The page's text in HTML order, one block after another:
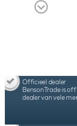
met
Officieel dealer
BensonTrade is
dealer van vele